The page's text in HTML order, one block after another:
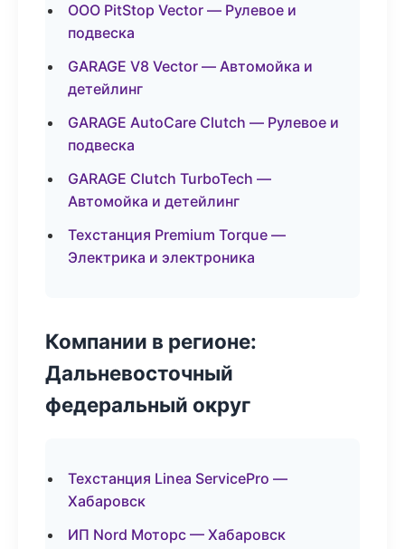
ООО PitStop Vector — Рулевое и
подвеска
GARAGE V8 Vector — Автомойка и
детейлинг
GARAGE AutoCare Clutch — Рулевое и
подвеска
GARAGE Clutch TurboTech —
Автомойка и детейлинг
Техстанция Premium Torque —
Электрика и электроника
Компании в регионе:
Дальневосточный
федеральный округ
Техстанция Linea ServicePro —
Хабаровск
ИП Nord Моторс — Хабаровск